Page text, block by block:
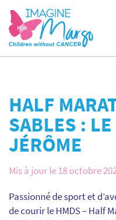
HALF
SABLES :
JÉRÔME
Mis à jour le 18 octobre
Passionné de sport et
de courir le HMDS – Half